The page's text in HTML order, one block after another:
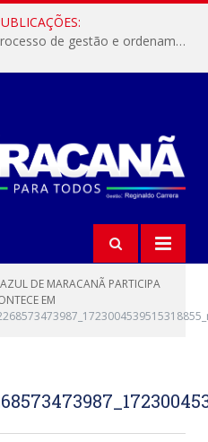
Resex Maracanã avança no processo de gestão e ordenamento do turismo em nossas áreas protegidas.
DE MARACANÃ PARTICIPA
EM